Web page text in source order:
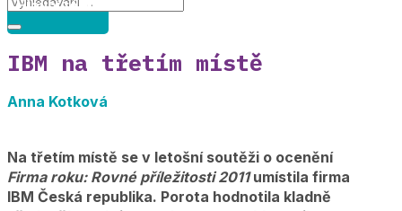
Hlavní téma
IBM na třetím místě
Anna Kotková
Na třetím místě se v letošní soutěži o ocenění
Firma roku: Rovné příležitosti 2011umístila firma
IBM Česká republika. Porota hodnotila kladně